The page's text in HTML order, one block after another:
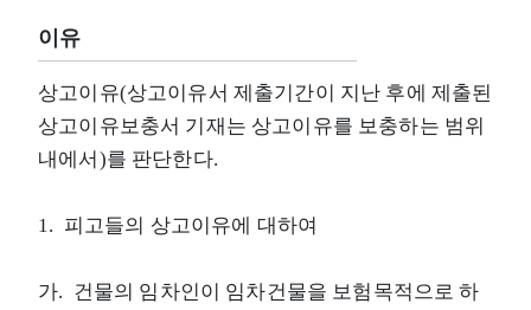
이유
상고이유(상고이유서 제출기간이 지난 후에 제출된
상고이유보충서 기재는 상고이유를 보충하는 범위
내에서)를 판단한다.
1. 피고들의 상고이유에 대하여
가. 건물의 임차인이 임차건물을 보험목적으로 하